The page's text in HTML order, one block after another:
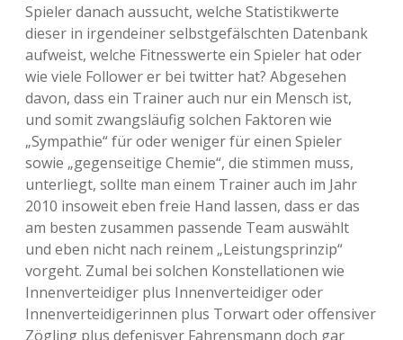
Spieler danach aussucht, welche Statistikwerte
dieser in irgendeiner selbstgefälschten Datenbank
aufweist, welche Fitnesswerte ein Spieler hat oder
wie viele Follower er bei twitter hat? Abgesehen
davon, dass ein Trainer auch nur ein Mensch ist,
und somit zwangsläufig solchen Faktoren wie
„Sympathie“ für oder weniger für einen Spieler
sowie „gegenseitige Chemie“, die stimmen muss,
unterliegt, sollte man einem Trainer auch im Jahr
2010 insoweit eben freie Hand lassen, dass er das
am besten zusammen passende Team auswählt
und eben nicht nach reinem „Leistungsprinzip“
vorgeht. Zumal bei solchen Konstellationen wie
Innenverteidiger plus Innenverteidiger oder
Innenverteidigerinnen plus Torwart oder offensiver
Zögling plus defenisver Fahrensmann doch gar